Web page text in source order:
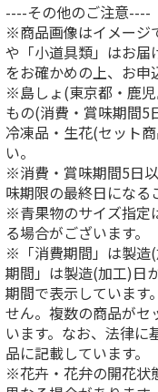
----その他のご注意----
※商品画像はイメージ
や「小道具類」はお届
をお確かめの上、お申
※島しょ(東京都・鹿
もの(消費・賞味期間5
冷凍品・生花(セット
い。
※消費・賞味期間5日
味期限の最終日になる
※青果物のサイズ指定
る場合がございます。
※「消費期間」は製造
期間」は製造(加工)日
期間で表示しています
せん。複数の商品がセ
います。なお、法律
品に記載しています。
※花卉・花弁の開花状